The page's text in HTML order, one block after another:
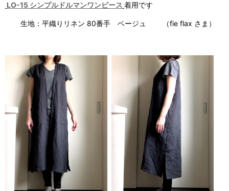
LO-15 シンプルドルマンワンピース 着用です
生地：平織りリネン 80番手 ベージュ （fie flax さま）